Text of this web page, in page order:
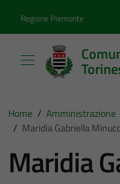
Regione Piemonte
Home / Amministrazione
/ Maridia Gabriella
Maridia